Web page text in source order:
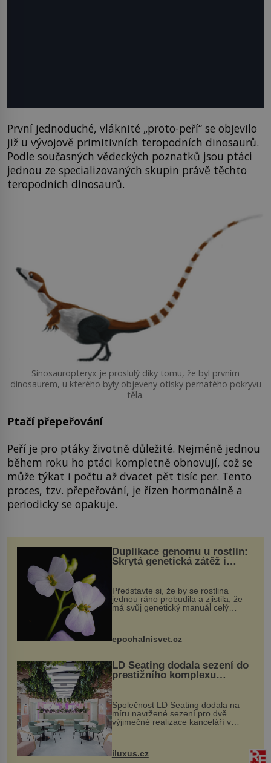
První jednoduché, vláknité „proto-peří“ se objevilo
již u vývojově primitivních teropodních dinosaurů.
Podle současných vědeckých poznatků jsou ptáci
jednou ze specializovaných skupin právě těchto
teropodních dinosaurů.
Sinosauropteryx je proslulý díky tomu, že byl prvním
dinosaurem, u kterého byly objeveny otisky pernatého pokryvu
těla.
Ptačí přepeřování
Peří je pro ptáky životně důležité. Nejméně jednou
během roku ho ptáci kompletně obnovují, což se
může týkat i počtu až dvacet pět tisíc per. Tento
proces, tzv. přepeřování, je řízen hormonálně a
periodicky se opakuje.
Duplikace genomu u rostlin:
Skrytá genetická zátěž i
Představte si, že by se rostlina
jednou ráno probudila a zjistila, že
má svůj genetický manuál celý
vstupenka...
epochalnisvet.cz
LD Seating dodala sezení do
prestižního komplexu
MediaCityUK v Salfordu
Společnost LD Seating dodala na
míru navržené sezení pro dvě
výjimečné realizace kanceláří v
areálu MediaCityUK v anglickém
budov Media...
iluxus.cz